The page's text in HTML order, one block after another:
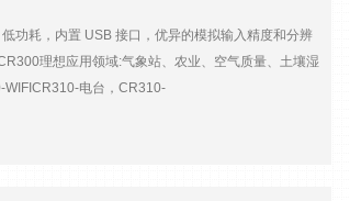
功耗，内置 USB 接口，优异的模拟输入精度和分辨
理想应用领域:气象站、农业、空气质量、土壤湿
电台，CR310-
源。设计特点:该系列属于科研级数据采集器，有一